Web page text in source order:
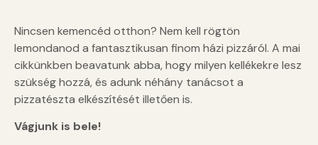
Nincsen kemencéd otthon? Nem kell rögtön
lemondanod a fantasztikusan finom házi pizzáról. A mai
cikkünkben beavatunk abba, hogy milyen kellékekre lesz
szükség hozzá, és adunk néhány tanácsot a
pizzatészta elkészítését illetően is.
Vágjunk is bele!